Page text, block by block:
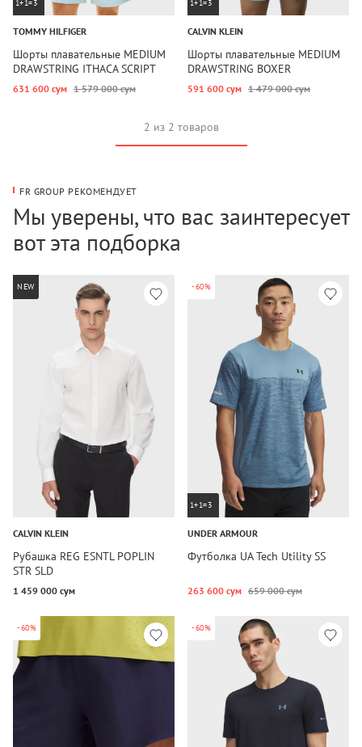
1+1=3
TOMMY HILFIGER
Шорты плавательные MEDIUM
DRAWSTRING ITHACA SCRIPT
631 600 сум 1 579 000 сум
1+1=3
CALVIN KLEIN
Шорты плавательные MEDIUM
DRAWSTRING BOXER
591 600 сум 1 479 000 сум
2 из 2 товаров
FR GROUP РЕКОМЕНДУЕТ
Мы уверены, что вас заинтересует
вот эта подборка
NEW
CALVIN KLEIN
Рубашка REG ESNTL POPLIN
STR SLD
1 459 000 сум
-60%
1+1=3
UNDER ARMOUR
Футболка UA Tech Utility SS
263 600 сум 659 000 сум
-60% -60%